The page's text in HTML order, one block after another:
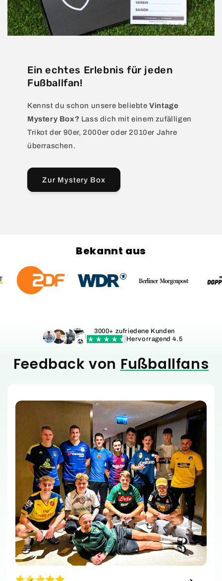
Ein echtes Erlebnis für jeden
Fußballfan!
Kennst du schon unsere beliebteVintage
Mystery Box? Lass dich mit einem zufälligen
Trikot der 90er, 2000er oder 2010er Jahre
überraschen.
Zur Mystery Box
Bekannt aus
3000+ zufriedene Kunden
Hervorragend 4.5
Feedback von Fußballfans